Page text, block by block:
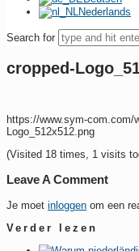
Nederlands
Search for
cropped-
https://www.sym-com.com/
Logo_512x512.png
(Visited 18 times, 1 visits
Leave A Comment
Je moet inloggen om een
Verder lezen